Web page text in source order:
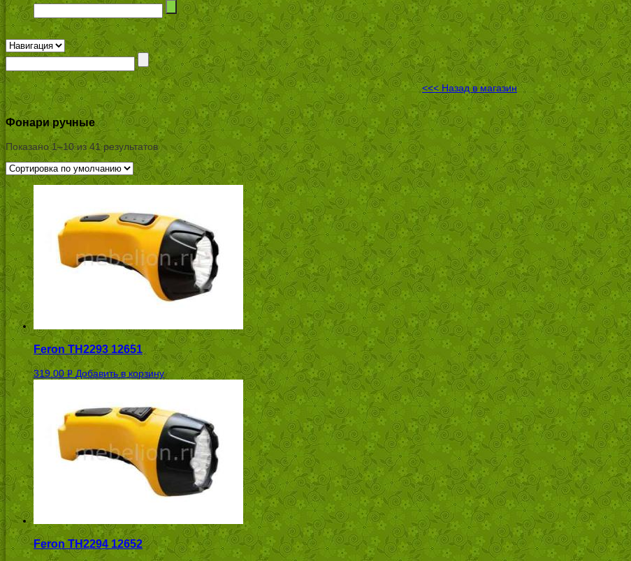
<<< Назад в магазин
Фонари ручные
Показано 1–10 из 41 результатов
Feron TH2293 12651
319.00Р Добавить в корзину
Feron TH2294 12652